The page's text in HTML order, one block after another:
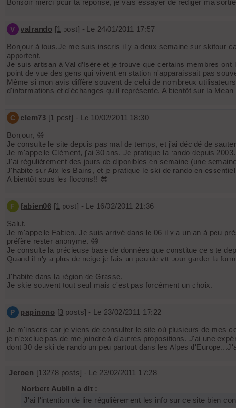
Bonsoir merci pour ta réponse, je vais essayer de rédiger ma
V valrando [1 post] - Le 24/01/2011 17:57
Bonjour à tous.Je me suis inscris il y a deux semaine sur skitour
apportent.
Je suis artisan à Val d’Isère et je trouve que certains membres
point de vue des gens qui vivent en station n'apparaissait pas
Même si mon avis diffère souvent de celui de nombreux
d'informations et d'échanges qu'il représente. A bientôt sur la
C clem73 [1 post] - Le 10/02/2011 18:30
Bonjour, 😄
Je consulte le site depuis pas mal de temps, et j'ai décidé de
Je m'appelle Clément, j'ai 30 ans. Je pratique la rando depuis 2003.
J'ai régulièrement des jours de diponibles en semaine (une
J'habite sur Aix les Bains, et je pratique le ski de rando en
A bientôt sous les flocons!! 😎
F fabien06 [1 post] - Le 16/02/2011 21:36
Salut.
Je m'appelle Fabien. Je suis arrivé dans le 06 il y a un an à peu
préfère rester anonyme. 😄
Je consulte la précieuse base de données que constitue ce site
Quand il n'y a plus de neige je fais un peu de vtt pour garder la
J'habite dans la région de Grasse.
Je skie souvent tout seul mais c'est pas forcément un choix.
P papinono [3 posts] - Le 23/02/2011 17:22
Je m'inscris car je viens de consulter le site où plusieurs de mes
je n'exclue pas de me joindre à d'autres propositions. J'ai une
dont 30 de ski de rando un peu partout dans les Alpes
Jeroen [13278 posts] - Le 23/02/2011 17:28
Norbert Aublin a dit :
J'ai l'intention de lire régulièrement les info sur ce site bien